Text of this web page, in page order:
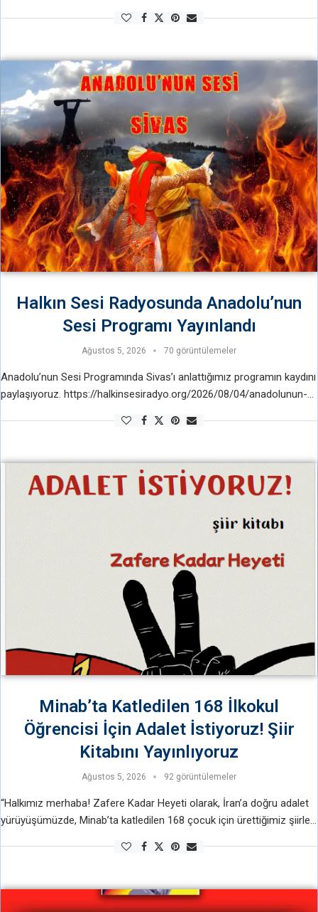
Yunanistan’ın Larissa hapishanesinde 14 tutsak arkadaşla …
Halkın Sesi Radyosunda Anadolu’nun
Sesi Programı Yayınlandı
Ağustos 5, 2026 70 görüntülemeler
Anadolu’nun Sesi Programında Sivas’ı anlattığımız programın kaydını
paylaşıyoruz. https://halkinsesiradyo.org/2026/08/04/anadolunun-
Minab’ta Katledilen 168 İlkokul
Öğrencisi İçin Adalet İstiyoruz! Şiir
Kitabını Yayınlıyoruz
Ağustos 5, 2026 92 görüntülemeler
“Halkımız merhaba! Zafere Kadar Heyeti olarak, İran’a doğru adalet
yürüyüşümüzde, Minab’ta katledilen 168 çocuk için ürettiğimiz şiirleri
düşmanı ABD emperyalizmi tarafından iki aşamalı …